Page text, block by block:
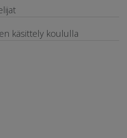
käsittely koululla